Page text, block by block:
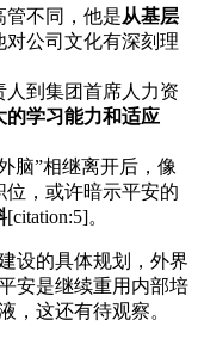
管不同，他是从基层
对公司文化有深刻理
人到集团首席人力资
的学习能力和适应
脑”相继离开后，像
，或许暗示平安的
[citation:5]。
设的具体规划，外界
安是继续重用内部培
，这还有待观察。